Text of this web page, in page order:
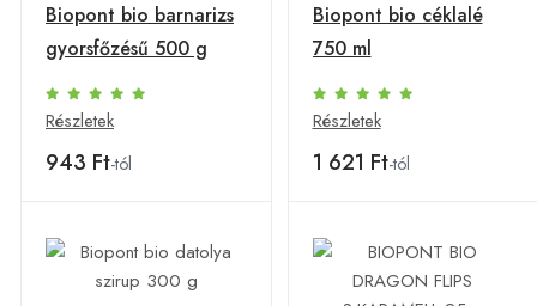
Biopont bio barnarizs
gyorsfőzésű 500 g
Részletek
943 Ft-tól
Biopont bio céklalé
750 ml
Részletek
1 621 Ft-tól